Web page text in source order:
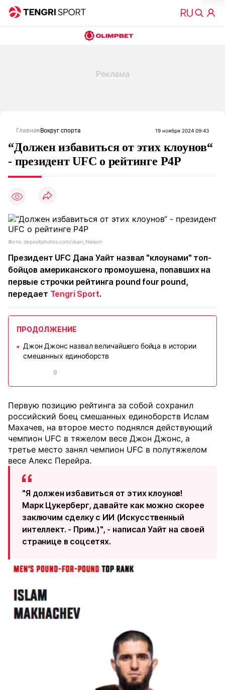
Главная Вокруг спорта 19 ноября 2024 09:43
“Должен избавиться от этих клоунов“
- президент UFC о рейтинге P4P
Фото: depositphotos.com/Jean_Nelson
Президент UFC Дана Уайт назвал "клоунами" топ-
бойцов американского промоушена, попавших на
первые строчки рейтинга pound four pound,
передает Tengri Sport.
ПРОДОЛЖЕНИЕ
■
Джон Джонс назвал величайшего бойца в истории
смешанных единоборств
9
Первую позицию рейтинга за собой сохранил
российский боец смешанных единоборств Ислам
Махачев, на второе место поднялся действующий
чемпион UFC в тяжелом весе Джон Джонс, а
третье место занял чемпион UFC в полутяжелом
весе Алекс Перейра.
"Я должен избавиться от этих клоунов!
Марк Цукерберг, давайте как можно скорее
заключим сделку с ИИ (Искусственный
интеллект. - Прим.)", - написал Уайт на своей
странице в соцсетях.